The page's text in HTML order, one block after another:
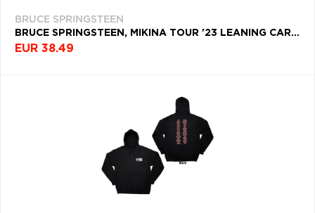
BRUCE SPRINGSTEEN
BRUCE SPRINGSTEEN, MIKINA TOUR '23 LEANING CAR, UNISEX, ČIERNA
EUR 38.49